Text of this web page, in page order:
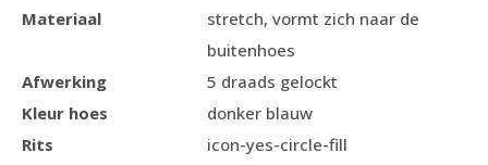
Materiaal
stretch, vormt zich naar de
buitenhoes
Afwerking
5 draads gelockt
Kleur hoes
donker blauw
Rits
icon-yes-circle-fill